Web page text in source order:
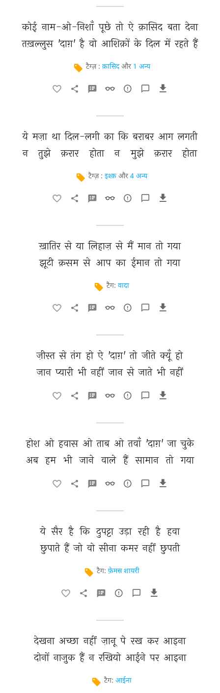
कोई नाम-ओ-निशाँ पूछे तो ऐ क़ासिद बता देना
तख़ल्लुस 'दाग़' है वो आशिक़ों के दिल में रहते हैं
टैग्ज़ : क़ासिद और 1 अन्य
ये मज़ा था दिल-लगी का कि बराबर आग लगती
न
तुझे क़रार होता न मुझे क़रार होता
टैग्ज़ : इश्क़ और 4 अन्य
ख़ातिर से या लिहाज़ से मैं मान तो गया
झूटी क़सम से आप का ईमान तो गया
टैग: वादा
ज़ीस्त से तंग हो ऐ 'दाग़' तो जीते क्यूँ हो
जान प्यारी भी नहीं जान से जाते भी नहीं
होश ओ हवास ओ ताब ओ तवाँ 'दाग़' जा चुके
अब हम भी जाने वाले हैं सामान तो गया
ये सैर है कि दुपट्टा उड़ा रही है हवा
छुपाते हैं जो वो सीना कमर नहीं छुपती
टैग: फ़ेमस शायरी
देखना अच्छा नहीं ज़ानू पे रख कर आइना
दोनों नाज़ुक हैं न रखियो आईने पर आइना
टैग: आईना